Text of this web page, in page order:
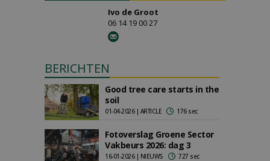
Ivo de Groot
06 14 19 00 27
BERICHTEN
Good tree care starts in the
soil
01-04-2026 | ARTICLE 176 sec
Fotoverslag Groene Sector
Vakbeurs 2026: dag 3
16-01-2026 | NIEUWS 727 sec